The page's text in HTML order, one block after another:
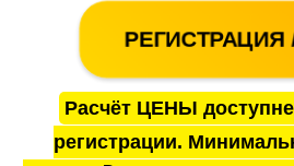
РЕГИСТРАЦИЯ
Расчёт ЦЕНЫ
регистрации.